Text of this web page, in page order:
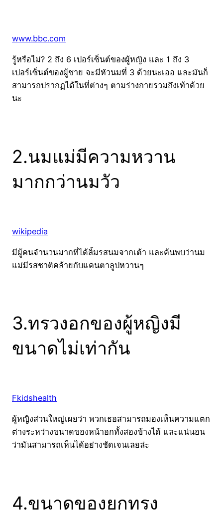
www.bbc.com
รู้หรือไม่? 2 ถึง 6 เปอร์เซ็นต์ของผู้หญิง และ 1 ถึง 3
เปอร์เซ็นต์ของผู้ชาย จะมีหัวนมที่ 3 ด้วยนะเออ และมันก็
สามารถปรากฏได้ในที่ต่างๆ ตามร่างกายรวมถึงเท้าด้วย
นะ
2.นมแม่มีความหวาน
มากกว่านมวัว
wikipedia
มีผู้คนจำนวนมากที่ได้ลิ้มรสนมจากเต้า และค้นพบว่านม
แม่มีรสชาติคล้ายกับแคนตาลูปหวานๆ
3.ทรวงอกของผู้หญิงมี
ขนาดไม่เท่ากัน
Fkidshealth
ผู้หญิงส่วนใหญ่เผยว่า พวกเธอสามารถมองเห็นความแตก
ต่างระหว่างขนาดของหน้าอกทั้งสองข้างได้ และแน่นอน
ว่ามันสามารถเห็นได้อย่างชัดเจนเลยล่ะ
4.ขนาดของยกทรง